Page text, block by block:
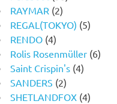
RAYMAR (2)
REGAL(TOKYO) (5)
RENDO (4)
Rolis Rosenmüller (6)
Saint Crispin's (4)
SANDERS (2)
SHETLANDFOX (4)